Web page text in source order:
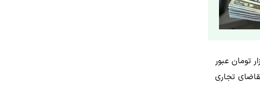
۱۴۶ هزار تومان عبور
تجاری